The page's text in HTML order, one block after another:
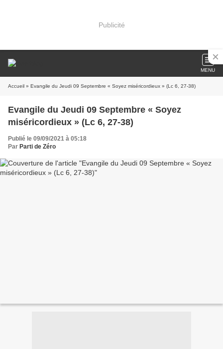
Publicité
MENU
Accueil » Evangile du Jeudi 09 Septembre « Soyez miséricordieux » (Lc 6, 27-38)
Evangile du Jeudi 09 Septembre « Soyez
miséricordieux » (Lc 6, 27-38)
Publié le 09/09/2021 à 05:18
Par Parti de Zéro